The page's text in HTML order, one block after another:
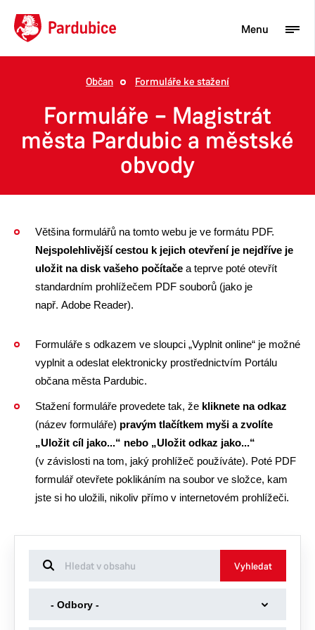
Turista
Aktuality
Občan
Občan Formuláře ke stažení
Formuláře – Magistrát
města Pardubic a městské
obvody
Většina formulářů na tomto webu je ve formátu PDF.
Nejspolehlivější cestou k jejich otevření je nejdříve je
uložit na disk vašeho počítače a teprve poté otevřít
standardním prohlížečem PDF souborů (jako je
např. Adobe Reader).
Formuláře s odkazem ve sloupci „Vyplnit online“ je možné
vyplnit a odeslat elektronicky prostřednictvím Portálu
občana města Pardubic.
Stažení formuláře provedete tak, že kliknete na odkaz
(název formuláře) pravým tlačítkem myši a zvolíte
„Uložit cíl jako...“ nebo „Uložit odkaz jako...“
(v závislosti na tom, jaký prohlížeč používáte). Poté PDF
formulář otevřete poklikáním na soubor ve složce, kam
jste si ho uložili, nikoliv přímo v internetovém prohlížeči.
Vyhledat
- Odbory -
Menu